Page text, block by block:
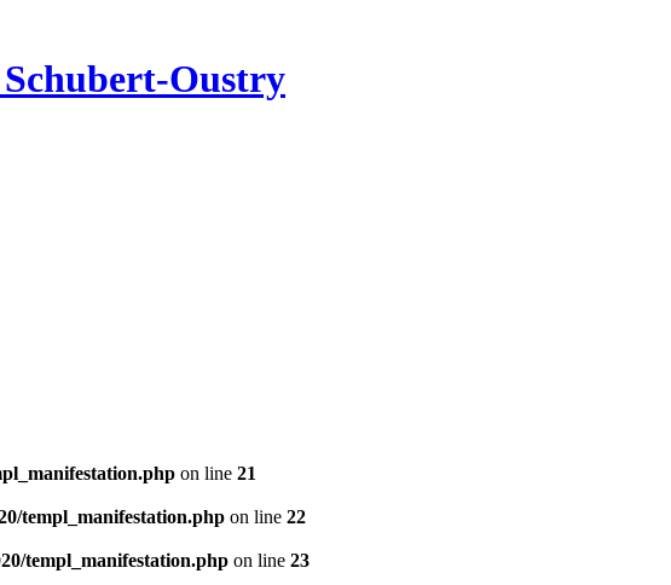
Oustry
on line 21
templ_manifestation.php on line 22
templ_manifestation.php on line 23